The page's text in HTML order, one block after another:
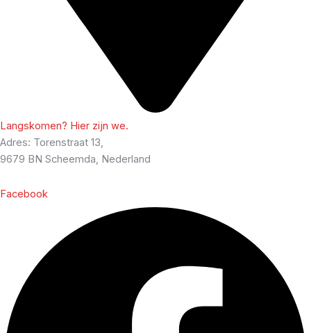
Langskomen? Hier zijn we.
Adres: Torenstraat 13,
9679 BN Scheemda, Nederland
Facebook